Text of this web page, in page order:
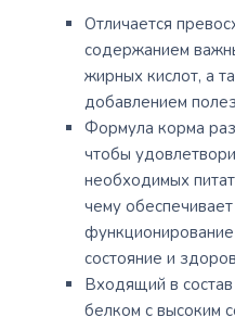
Отличается
содержанием
жирных кислот, а
добавлением
Формула корма
чтобы
необходимых
чему
состояние и
Входящий в
белком с высоким